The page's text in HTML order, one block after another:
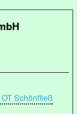
Schönfließ